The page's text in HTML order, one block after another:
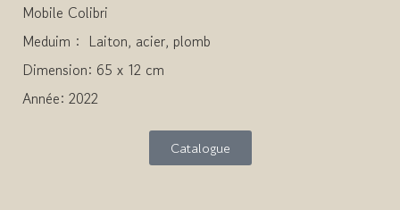
Mobile Colibri
Meduim : Laiton, acier, plomb
Dimension: 65 x 12 cm
Année: 2022
Catalogue